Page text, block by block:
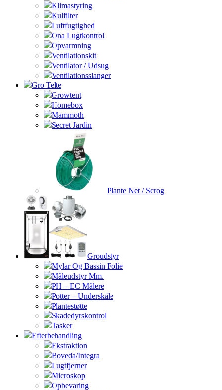
Klimastyring
Kulfilter
Luftfugtighed
Ona Lugtkontrol
Opvarmning
Ventilationskit
Ventilator / Udsug
Ventilationsslanger
Gro Telte
Growtent
Homebox
Mammoth
Secret Jardin
Plante Net / Scrog
Groudstyr
Mylar Og Bassin Folie
Måleudstyr Mm.
PH – EC Målere
Potter – Underskåle
Plantestøtte
Skadedyrskontrol
Tasker
Efterbehandling
Ekstraktion
Boveda/Integra
Lugtfjerner
Microskop
Opbevaring